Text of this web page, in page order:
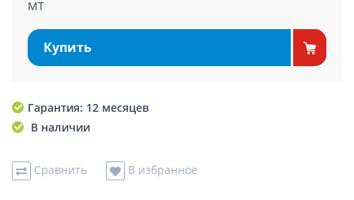
MT
Купить
Гарантия: 12 месяцев
В наличии
Сравнить В избранное